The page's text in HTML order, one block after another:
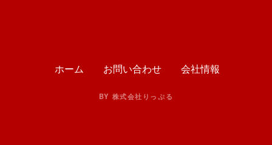
ホーム お問い合わせ 会社情報
BY 株式会社りっぷる